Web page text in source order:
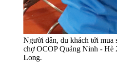
Người dân, du khách tới mua
chợ OCOP Quảng Ninh - Hè
Long.